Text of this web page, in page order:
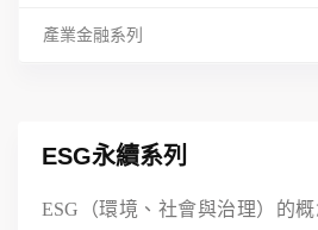
產業金融系列
ESG永續系列
ESG（環境、社會與治理）的